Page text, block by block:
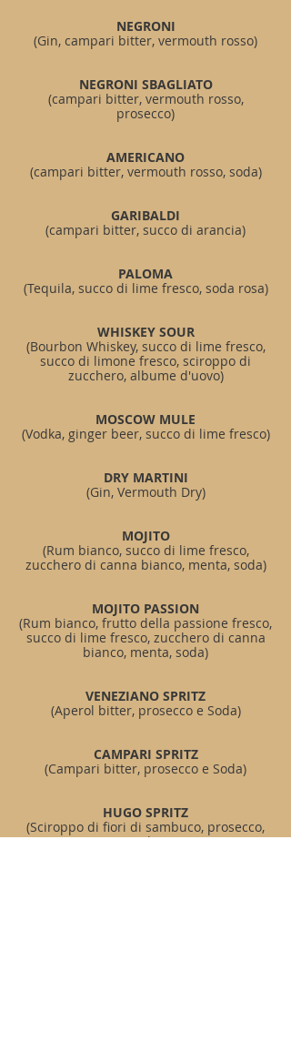
NEGRONI
(Gin, campari bitter, vermouth rosso)
NEGRONI SBAGLIATO
(campari bitter, vermouth rosso,
prosecco)
AMERICANO
(campari bitter, vermouth rosso, soda)
GARIBALDI
(campari bitter, succo di arancia)
PALOMA
(Tequila, succo di lime fresco, soda rosa)
WHISKEY SOUR
(Bourbon Whiskey, succo di lime fresco,
succo di limone fresco, sciroppo di
zucchero, albume d'uovo)
MOSCOW MULE
(Vodka, ginger beer, succo di lime fresco)
DRY MARTINI
(Gin, Vermouth Dry)
MOJITO
(Rum bianco, succo di lime fresco,
zucchero di canna bianco, menta, soda)
MOJITO PASSION
(Rum bianco, frutto della passione fresco,
succo di lime fresco, zucchero di canna
bianco, menta, soda)
VENEZIANO SPRITZ
(Aperol bitter, prosecco e Soda)
CAMPARI SPRITZ
(Campari bitter, prosecco e Soda)
HUGO SPRITZ
(Sciroppo di fiori di sambuco, prosecco,
soda)